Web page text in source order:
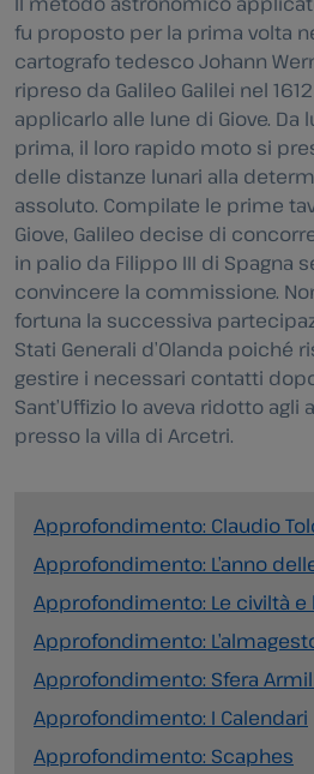
fu proposto per la prima volta
cartografo tedesco Johann
ripreso da Galileo Galilei nel
applicarlo alle lune di Giove.
prima, il loro rapido moto si
delle distanze lunari alla
assoluto. Compilate le prime
Giove, Galileo decise di
in palio da Filippo III di Spagna
convincere la commissione.
fortuna la successiva
Stati Generali d’Olanda poiché
gestire i necessari contatti
Sant’Uffizio lo aveva ridotto
presso la villa di Arcetri.
Approfondimento: Claudio
Approfondimento: L’anno
Approfondimento: Le civiltà e
Approfondimento:
Approfondimento: Sfera
Approfondimento: I Calendari
Approfondimento: Scaphes